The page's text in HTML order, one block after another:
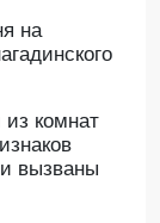
на
комнат
вызваны